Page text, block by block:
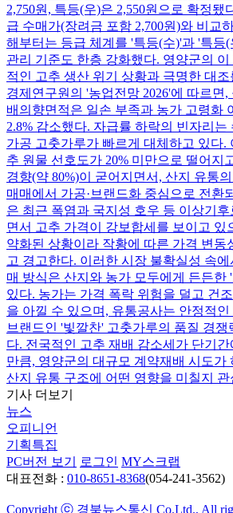
2,750원, 특등(우)은 2,550원으로 확정됐
급 수매가(장려금 포함 2,700원)와 비교
해부터는 등급 체계를 '특등(수)'과 '특등
관리 기준도 한층 강화했다. 영양군의
적인 고추 생산 위기 상황과 극명한 대
경제연구원의 '농업전망 2026'에 따르면,
배의향면적은 일손 부족과 농가 고령화
2.8% 감소했다. 자급률 하락의 빈자리
가공 고춧가루가 빠르게 대체하고 있다.
추 원물 선호도가 20% 미만으로 떨어지
경향(약 80%)이 굳어지면서, 산지 유통
매매에서 가공·브랜드화 중심으로 전환
은 최근 폭염과 국지성 호우 등 이상기
면서 고추 가격이 강보합세를 보이고 있
약화된 상황이라 작황에 따른 가격 변동
고 경고한다. 이러한 시장 불확실성 속
매 방식은 산지와 농가 모두에게 든든한
있다. 농가는 가격 폭락 위험을 덜고 건
을 아낄 수 있으며, 유통공사는 안정적
브랜드인 '빛깔찬' 고춧가루의 품질 경쟁
다. 전국적인 고추 재배 감소세가 단기
만큼, 영양군의 대규모 계약재배 시도가
산지 유통 구조에 어떤 영향을 미칠지
기사 더보기
뉴스
오피니언
기획특집
PC버전 보기
로그인 MY스크랩
대표전화 : 010-8651-8368(054-241-3562)
Copyright ⓒ 경북뉴스통신 Co.Ltd., All